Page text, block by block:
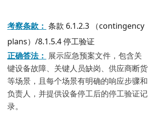
考察条款： 条款 6.1.2.3 （contingency
plans）/8.1.5.4 停工验证
正确答法： 展示应急预案文件，包含关
键设备故障、关键人员缺岗、供应商断货
等场景，且每个场景有明确的响应步骤和
负责人，并提供设备停工后的停工验证记
录。